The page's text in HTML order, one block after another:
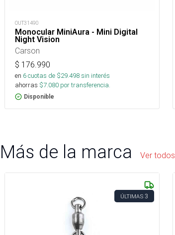
OUT31490
Monocular MiniAura - Mini Digital
Night Vision
Carson
$ 176.990
en 6cuotas de $29.498sin interés
ahorras $7.080 por transferencia.
Disponible
Más de la marca Ver todos
ÚLTIMAS 3